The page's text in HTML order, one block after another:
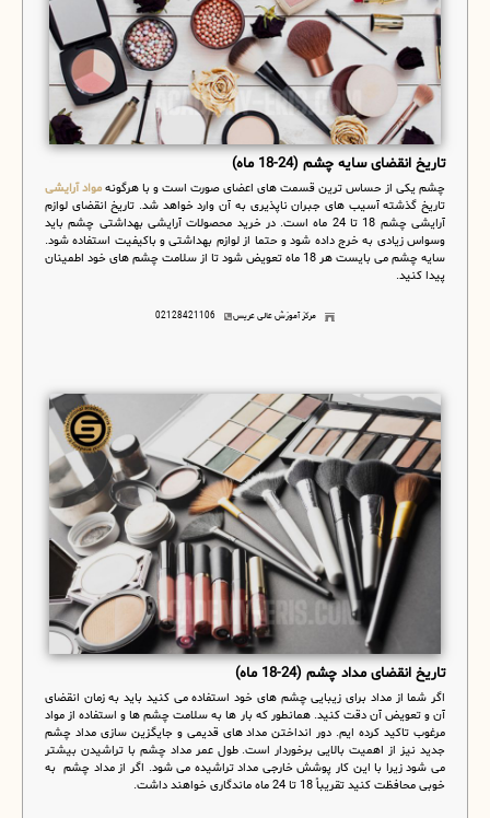
تاریخ انقضای سایه چشم (24-18 ماه)
چشم یکی از حساس ترین قسمت های اعضای صورت است و با هرگونه مواد آرایشی
تاریخ گذشته آسیب های جبران ناپذیری به آن وارد خواهد شد. تاریخ انقضای لوازم
آرایشی چشم 18 تا 24 ماه است. در خرید محصولات آرایشی بهداشتی چشم باید
وسواس زیادی به خرج داده شود و حتما از لوازم بهداشتی و باکیفیت استفاده شود.
سایه چشم می بایست هر 18 ماه تعویض شود تا از سلامت چشم های خود اطمینان
پیدا کنید.
مرکز آموزش عالی عریس 02128421106
تاریخ انقضای مداد چشم (24-18 ماه)
اگر شما از مداد برای زیبایی چشم های خود استفاده می کنید باید به زمان انقضای
آن و تعویض آن دقت کنید. همانطور که بار ها به سلامت چشم ها و استفاده از مواد
مرغوب تاکید کرده ایم. دور انداختن مداد های قدیمی و جایگزین سازی مداد چشم
جدید نیز از اهمیت بالایی برخوردار است. طول عمر مداد چشم با تراشیدن بیشتر
می شود زیرا با این کار پوشش خارجی مداد تراشیده می شود. اگر از مداد چشم به
خوبی محافظت کنید تقریباً 18 تا 24 ماه ماندگاری خواهند داشت.